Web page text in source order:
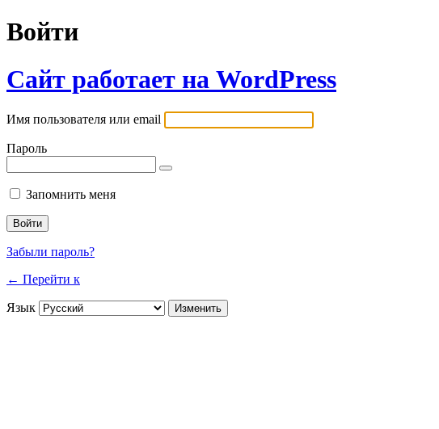
Войти
Сайт работает на WordPress
Имя пользователя или email
Пароль
Запомнить меня
Забыли пароль?
← Перейти к
Язык